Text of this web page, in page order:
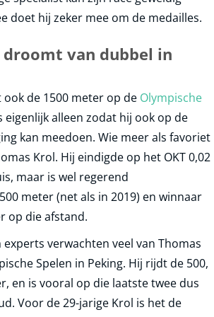
doet hij zeker mee om de medailles.
droomt van dubbel in
de 1500 meter op de Olympische
eigenlijk alleen zodat hij ook op de
kan meedoen. Wie meer als favoriet
Krol. Hij eindigde op het OKT 0,02
maar is wel regerend
meter (net als in 2019) en winnaar
op die afstand.
verwachten veel van Thomas
Spelen in Peking. Hij rijdt de 500,
en is vooral op die laatste twee dus
Voor de 29-jarige Krol is het de